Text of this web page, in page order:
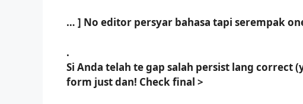
… ] No editor persyar bahasa tapi serempak
.
Si Anda telah te gap salah persist lang correct
form just dan! Check final >